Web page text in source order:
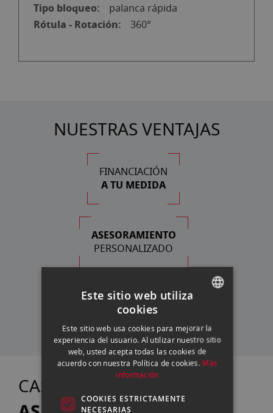
palanca rápida
360°
NUESTRAS VENTAJAS
FINANCIACIÓN
A TU MEDIDA
ASESORAMIENTO
PERSONALIZADO
SERVICIO TÉCNICO
PROPIO
CASANOVA FOTOTE
ENGLISH
CATALAN
Este sitio web utiliza
cookies
Este sitio web usa cookies para mejorar la
experiencia del usuario. Al utilizar nuestro sitio
web, usted acepta todas las cookies de
acuerdo con nuestra Política de cookies. Más
información
COOKIES ESTRICTAMENTE
NECESARIAS